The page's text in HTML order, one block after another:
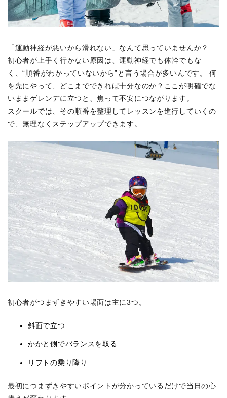
「運動神経が悪いから滑れない」なんて思っていませんか？
初心者が上手く行かない原因は、運動神経でも体幹でもな
く、“順番がわかっていないから”と言う場合が多いんです。 何
を先にやって、どこまでできれば十分なのか？ここが明確でな
いままゲレンデに立つと、焦って不安につながります。
スクールでは、その順番を整理してレッスンを進行していくの
で、無理なくステップアップできます。
初心者がつまずきやすい場面は主に3つ。
斜面で立つ
かかと側でバランスを取る
リフトの乗り降り
最初につまずきやすいポイントが分かっているだけで当日の心